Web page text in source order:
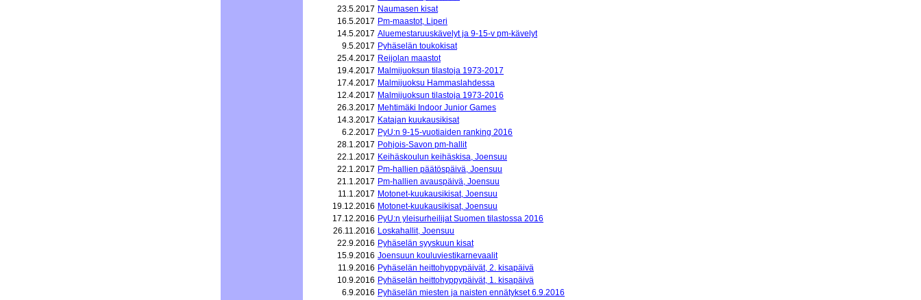
23.5.2017 Naumasen kisat
16.5.2017 Pm-maastot, Liperi
14.5.2017 Aluemestaruuskävelyt ja 9-15-v pm-kävelyt
9.5.2017 Pyhäselän toukokisat
25.4.2017 Reijolan maastot
19.4.2017 Malmijuoksun tilastoja 1973-2017
17.4.2017 Malmijuoksu Hammaslahdessa
12.4.2017 Malmijuoksun tilastoja 1973-2016
26.3.2017 Mehtimäki Indoor Junior Games
14.3.2017 Katajan kuukausikisat
6.2.2017 PyU:n 9-15-vuotiaiden ranking 2016
28.1.2017 Pohjois-Savon pm-hallit
22.1.2017 Keihäskoulun keihäskisa, Joensuu
22.1.2017 Pm-hallien päätöspäivä, Joensuu
21.1.2017 Pm-hallien avauspäivä, Joensuu
11.1.2017 Motonet-kuukausikisat, Joensuu
19.12.2016 Motonet-kuukausikisat, Joensuu
17.12.2016 PyU:n yleisurheilijat Suomen tilastossa 2016
26.11.2016 Loskahallit, Joensuu
22.9.2016 Pyhäselän syyskuun kisat
15.9.2016 Joensuun kouluviestikarnevaalit
11.9.2016 Pyhäselän heittohyppypäivät, 2. kisapäivä
10.9.2016 Pyhäselän heittohyppypäivät, 1. kisapäivä
6.9.2016 Pyhäselän miesten ja naisten ennätykset 6.9.2016